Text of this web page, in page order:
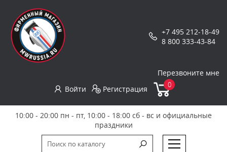
+7 495 212-18-49
8 800 333-43-84
Перезвоните мне
Войти
Регистрация 0
10:00 - 20:00 пн - пт, 10:00 - 18:00 сб - вс и официальные
праздники